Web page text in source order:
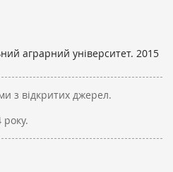
аграрний університет. 2015
з відкритих джерел.